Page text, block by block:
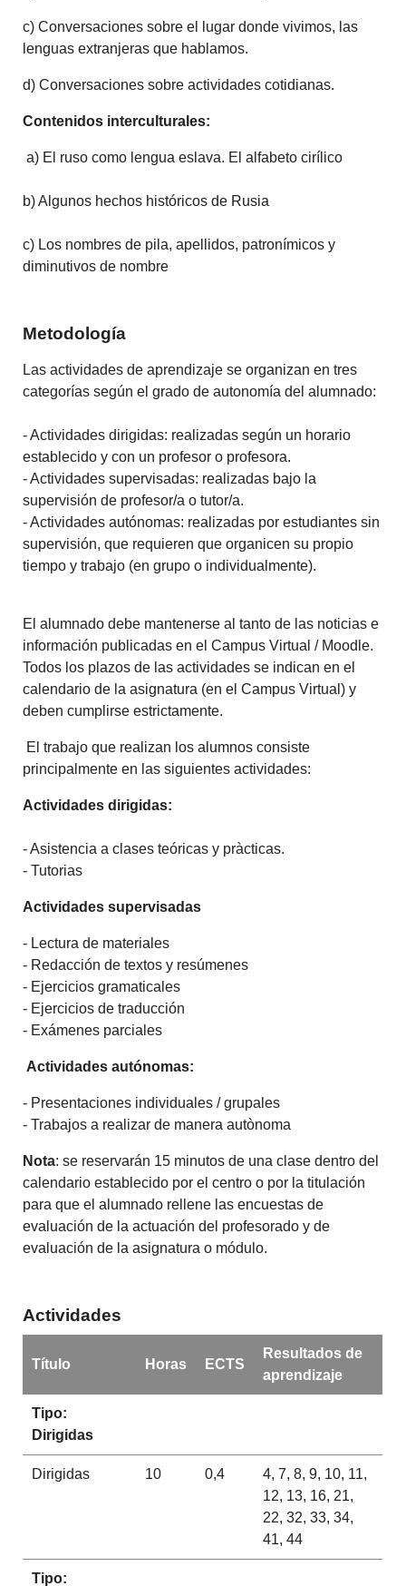
c) Conversaciones sobre el lugar donde vivimos, las
lenguas extranjeras que hablamos.
d) Conversaciones sobre actividades cotidianas.
Contenidos interculturales:
a) El ruso como lengua eslava. El alfabeto cirílico
b) Algunos hechos históricos de Rusia
c) Los nombres de pila, apellidos, patronímicos y
diminutivos de nombre
Metodología
Las actividades de aprendizaje se organizan en tres
categorías según el grado de autonomía del alumnado:
- Actividades dirigidas: realizadas según un horario
establecido y con un profesor o profesora.
- Actividades supervisadas: realizadas bajo la
supervisión de profesor/a o tutor/a.
- Actividades autónomas: realizadas por estudiantes sin
supervisión, que requieren que organicen su propio
tiempo y trabajo (en grupo o individualmente).
El alumnado debe mantenerse al tanto de las noticias e
información publicadas en el Campus Virtual / Moodle.
Todos los plazos de las actividades se indican en el
calendario de la asignatura (en el Campus Virtual) y
deben cumplirse estrictamente.
El trabajo que realizan los alumnos consiste
principalmente en las siguientes actividades:
Actividades dirigidas:
- Asistencia a clases teóricas y pràcticas.
- Tutorias
Actividades supervisadas
- Lectura de materiales
- Redacción de textos y resúmenes
- Ejercicios gramaticales
- Ejercicios de traducción
- Exámenes parciales
Actividades autónomas:
- Presentaciones individuales / grupales
- Trabajos a realizar de manera autònoma
Nota: se reservarán 15 minutos de una clase dentro del
calendario establecido por el centro o por la titulación
para que el alumnado rellene las encuestas de
evaluación de la actuación del profesorado y de
evaluación de la asignatura o módulo.
Actividades
Título Horas ECTS
Resultados de
aprendizaje
Tipo:
Dirigidas
Dirigidas 10 0,4
4, 7, 8, 9, 10, 11,
12, 13, 16, 21,
22, 32, 33, 34,
41, 44
Tipo: